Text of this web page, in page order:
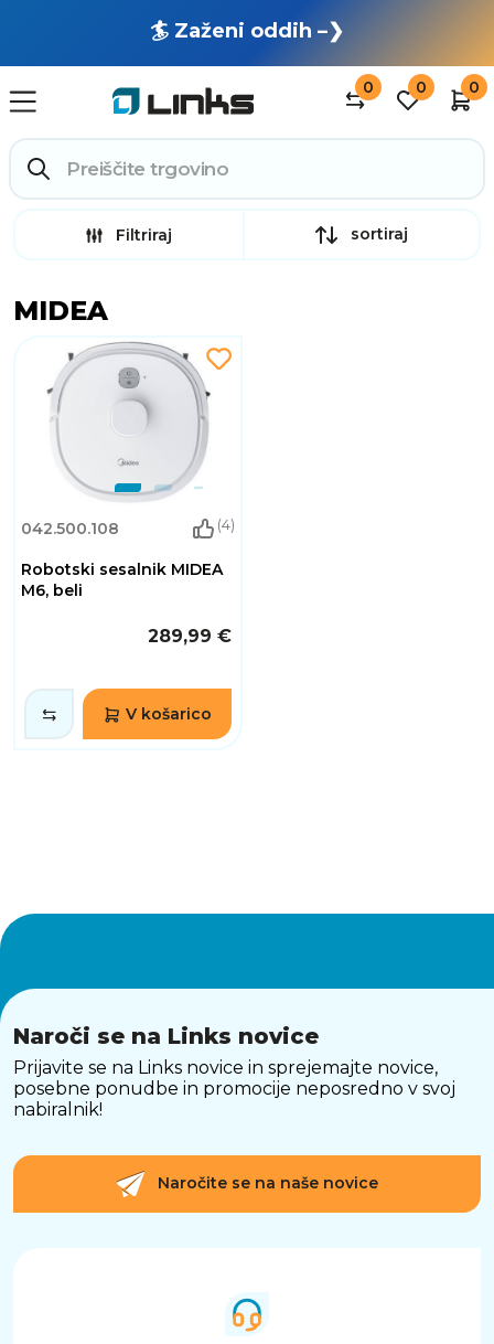
🏄 Zaženi oddih –❯
0 0 0
Filtriraj sortiraj
MIDEA
042.500.108 (4)
Robotski sesalnik MIDEA
M6, beli
289,99 €
V košarico
Naroči se na Links novice
Prijavite se na Links novice in sprejemajte novice,
posebne ponudbe in promocije neposredno v svoj
nabiralnik!
Naročite se na naše novice